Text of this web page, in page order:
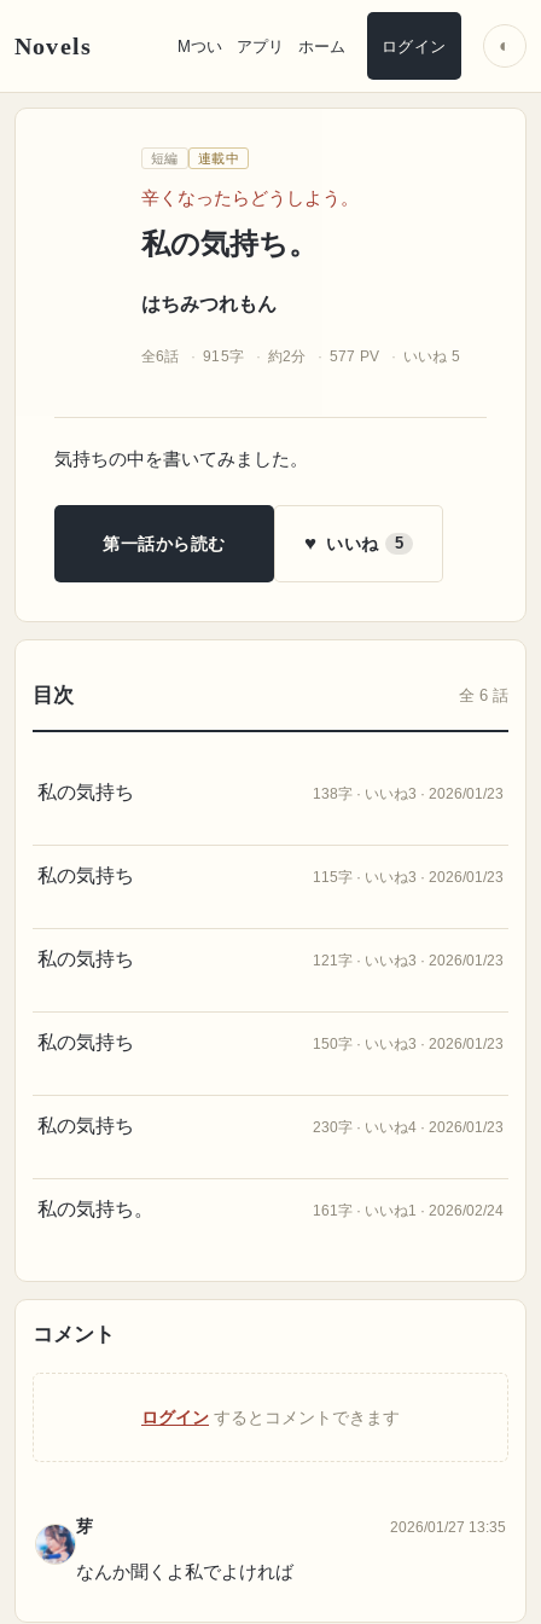
Novels Mつい アプリ ホーム ログイン ◐
短編 連載中
辛くなったらどうしよう。
私の気持ち。
はちみつれもん
全6話 915字 約2分 577 PV いいね 5
気持ちの中を書いてみました。
第一話から読む ♥ いいね 5
目次 全 6 話
私の気持ち 138字 · いいね3 · 2026/01/23
私の気持ち 115字 · いいね3 · 2026/01/23
私の気持ち 121字 · いいね3 · 2026/01/23
私の気持ち 150字 · いいね3 · 2026/01/23
私の気持ち 230字 · いいね4 · 2026/01/23
私の気持ち。 161字 · いいね1 · 2026/02/24
コメント
ログイン するとコメントできます
芽 2026/01/27 13:35
なんか聞くよ私でよければ